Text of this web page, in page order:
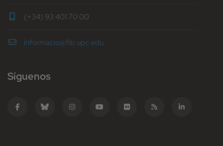
(+34) 93 401 70 00
informacio@fib.upc.edu
Síguenos